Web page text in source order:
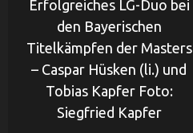
Erfolgreiches LG-Duo bei
den Bayerischen
Titelkämpfen der Masters
– Caspar Hüsken (li.) und
Tobias Kapfer Foto:
Siegfried Kapfer